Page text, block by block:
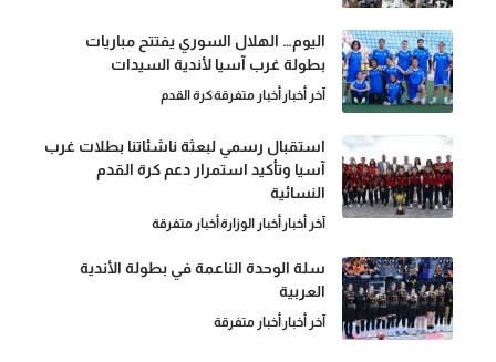
اليوم… الهلال السوري يفتتح مباريات
بطولة غرب آسيا لأندية السيدات
آخر أخبارأخبار متفرقةكرة القدم
استقبال رسمي لبعثة ناشئاتنا بطلات غرب
آسيا وتأكيد استمرار دعم كرة القدم
النسائية
آخر أخبارأخبار الوزارةأخبار متفرقة
سلة الوحدة الناعمة في بطولة الأندية
العربية
آخر أخبارأخبار متفرقة